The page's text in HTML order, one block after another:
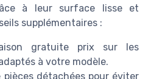
à leur surface lisse et
supplémentaires :
gratuite prix sur les
à votre modèle.
détachées pour éviter